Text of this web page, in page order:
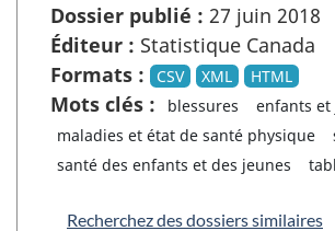
Dossier publié : 27 juin 2018
Éditeur : Statistique Canada
Formats :
CSV XML HTML
Mots clés : blessures
enfants et
maladies et état de santé physique
santé des enfants et des jeunes
Recherchez des dossiers similaires